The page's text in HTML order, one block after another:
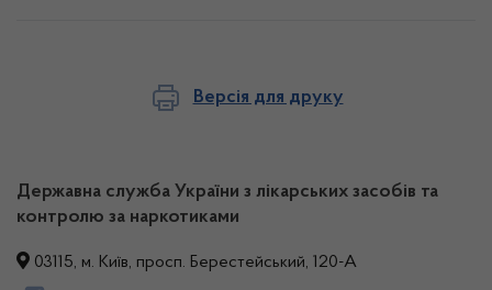
Версія для друку
Державна служба України з лікарських засобів та
контролю за наркотиками
03115, м. Київ, просп. Берестейський, 120-А